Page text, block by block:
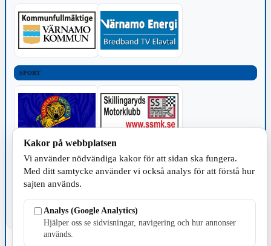
SPORT
TILLVERKNING
Kakor på webbplatsen
Vi använder nödvändiga kakor för att sidan ska fungera.
Med ditt samtycke använder vi också analys för att förstå hur
sajten används.
Analys (Google Analytics)
Hjälper oss se sidvisningar, navigering och hur annonser
används.